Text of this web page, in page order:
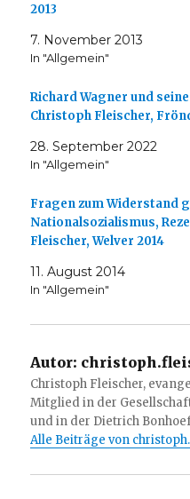
2013
7. November 2013
In "Allgemein"
Richard Wagner und
Christoph Fleischer,
28. September 2022
In "Allgemein"
Fragen zum Widerstand
Nationalsozialismus,
Fleischer, Welver 2014
11. August 2014
In "Allgemein"
Autor:
Christoph Fleischer,
Mitglied in der
und in der Dietrich
Alle Beiträge von